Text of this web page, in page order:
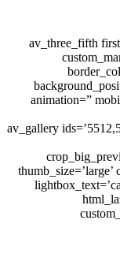
[av_three_fifth
animation=”
[av_gallery
thumb_size=’large’